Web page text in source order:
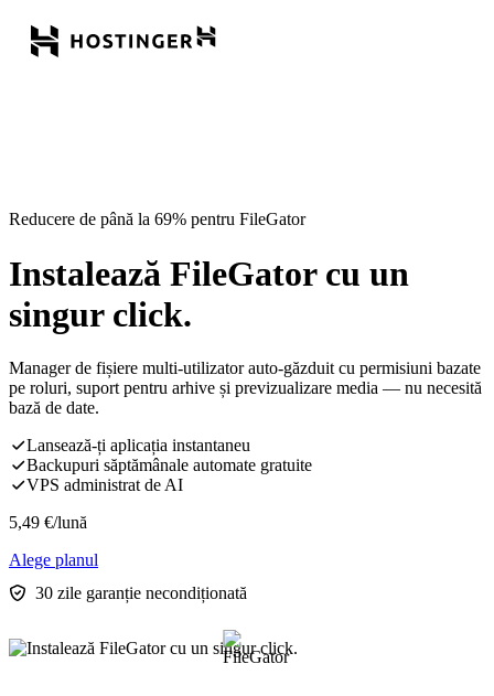
Reducere de până la 69% pentru FileGator
Instalează FileGator cu un
singur click.
Manager de fișiere multi-utilizator auto-găzduit cu permisiuni bazate
pe roluri, suport pentru arhive și previzualizare media — nu necesită
bază de date.
Lansează-ți aplicația instantaneu
Backupuri săptămânale automate gratuite
VPS administrat de AI
5,49 €/lună
Alege planul
30 zile garanție necondiționată